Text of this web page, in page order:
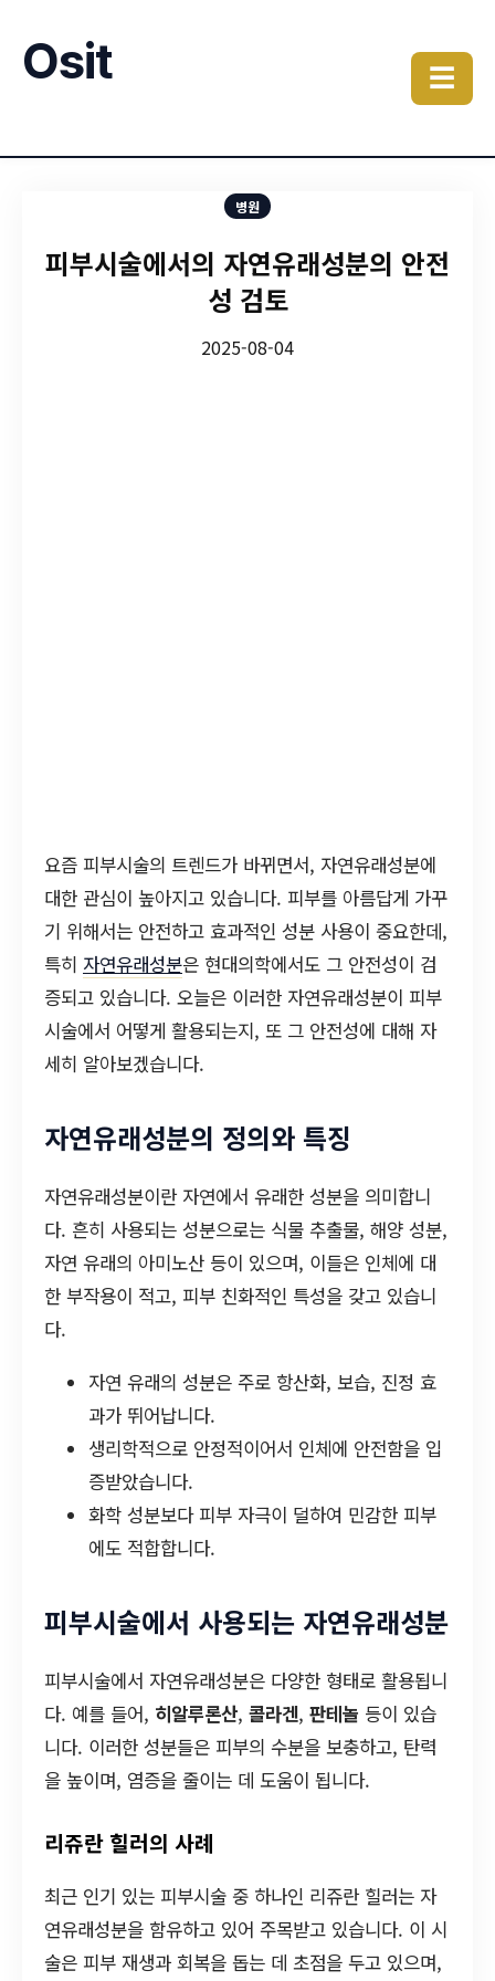
Osit ☰
병원
피부시술에서의 자연유래성분의 안전
성 검토
2025-08-04
요즘 피부시술의 트렌드가 바뀌면서, 자연유래성분에
대한 관심이 높아지고 있습니다. 피부를 아름답게 가꾸
기 위해서는 안전하고 효과적인 성분 사용이 중요한데,
특히 자연유래성분은 현대의학에서도 그 안전성이 검
증되고 있습니다. 오늘은 이러한 자연유래성분이 피부
시술에서 어떻게 활용되는지, 또 그 안전성에 대해 자
세히 알아보겠습니다.
자연유래성분의 정의와 특징
자연유래성분이란 자연에서 유래한 성분을 의미합니
다. 흔히 사용되는 성분으로는 식물 추출물, 해양 성분,
자연 유래의 아미노산 등이 있으며, 이들은 인체에 대
한 부작용이 적고, 피부 친화적인 특성을 갖고 있습니
다.
자연 유래의 성분은 주로 항산화, 보습, 진정 효
과가 뛰어납니다.
생리학적으로 안정적이어서 인체에 안전함을 입
증받았습니다.
화학 성분보다 피부 자극이 덜하여 민감한 피부
에도 적합합니다.
피부시술에서 사용되는 자연유래성분
피부시술에서 자연유래성분은 다양한 형태로 활용됩니
다. 예를 들어, 히알루론산, 콜라겐, 판테놀 등이 있습
니다. 이러한 성분들은 피부의 수분을 보충하고, 탄력
을 높이며, 염증을 줄이는 데 도움이 됩니다.
리쥬란 힐러의 사례
최근 인기 있는 피부시술 중 하나인 리쥬란 힐러는 자
연유래성분을 함유하고 있어 주목받고 있습니다. 이 시
술은 피부 재생과 회복을 돕는 데 초점을 두고 있으며,